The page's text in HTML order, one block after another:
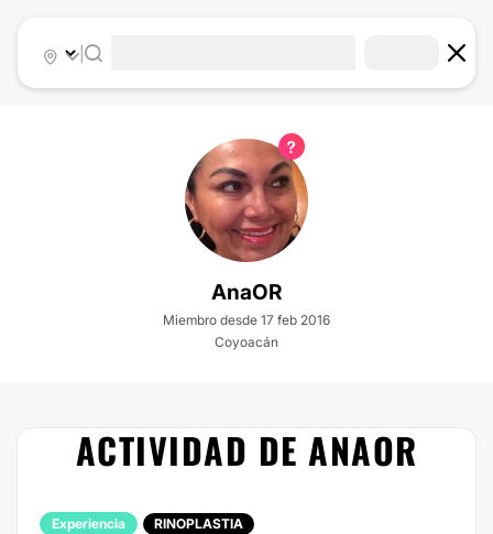
|
AnaOR
Miembro desde 17 feb 2016
Coyoacán
ACTIVIDAD DE ANAOR
Experiencia RINOPLASTIA